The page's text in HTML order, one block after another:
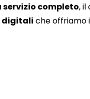
servizio completo, il
digitali che offriamo